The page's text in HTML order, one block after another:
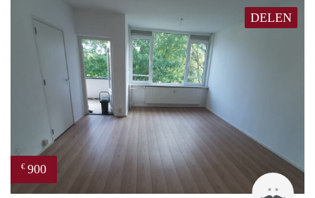
DELEN
€ 900